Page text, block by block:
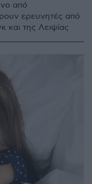
από
ερευνητές από
και της Λειψίας